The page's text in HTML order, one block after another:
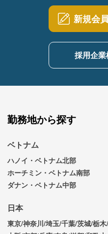
新規会
採用企
勤務地から探す
ベトナム
ハノイ・ベトナム北部
ホーチミン・ベトナム南部
ダナン・ベトナム中部
日本
東京/神奈川/埼玉/千葉/茨城/栃木